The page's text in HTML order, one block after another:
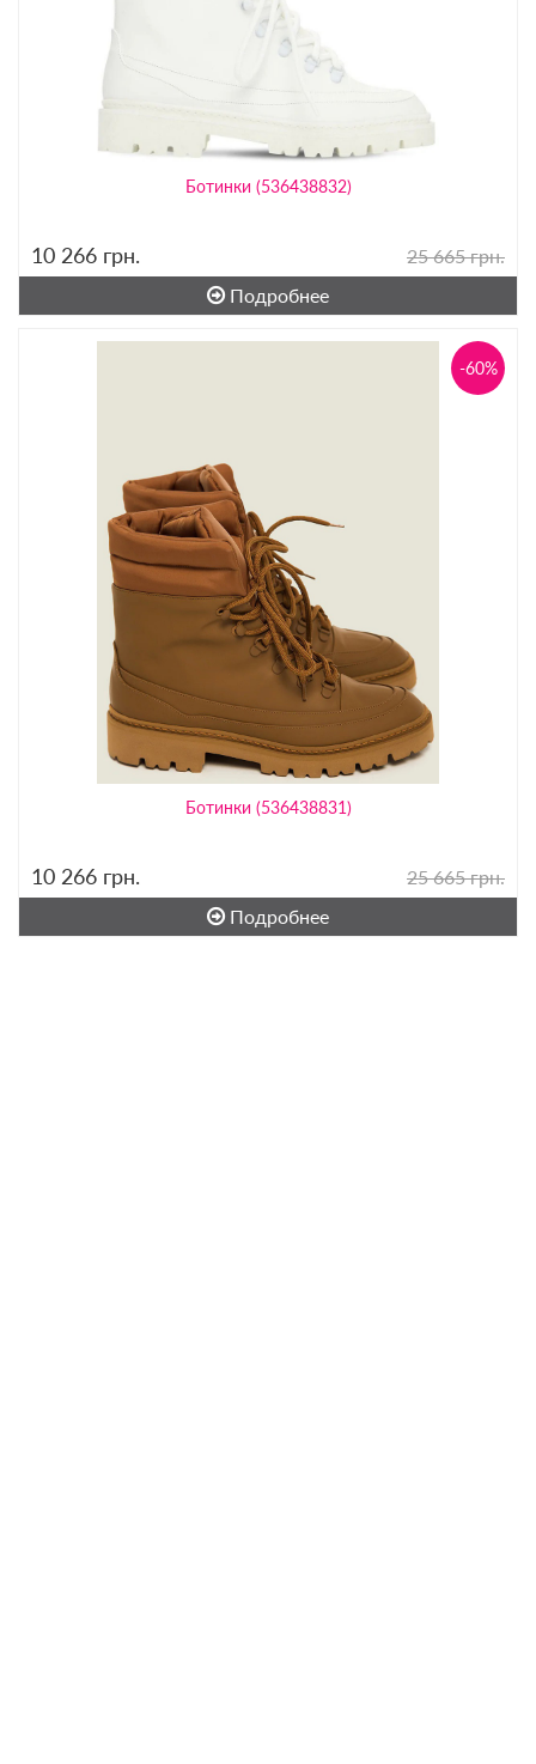
Ботинки (536438832)
10 266 грн.
25 665 грн.
Подробнее
Ботинки (536438831)
-60%
10 266 грн.
25 665 грн.
Подробнее